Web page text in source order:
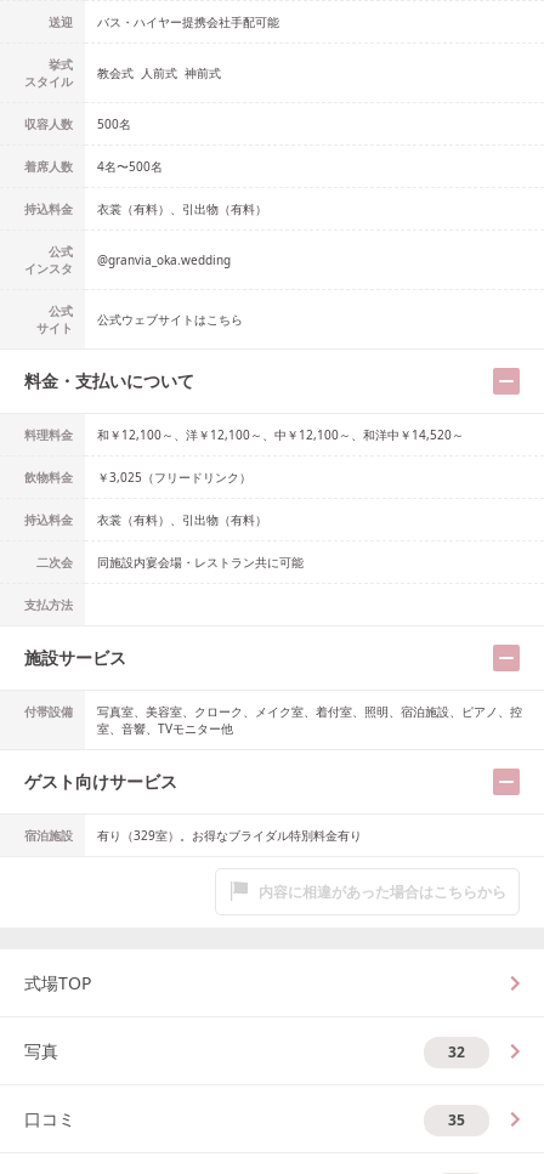
送迎 バス・ハイヤー提携会社手配可能
挙式
スタイル
教会式 人前式 神前式
収容人数 500名
着席人数 4名〜500名
持込料金 衣裳（有料）、引出物（有料）
公式
インスタ
@granvia_oka.wedding
公式
サイト
公式ウェブサイトはこちら
料金・支払いについて
料理料金 和￥12,100～、洋￥12,100～、中￥12,100～、和洋中￥14,520～
飲物料金 ￥3,025（フリードリンク）
持込料金 衣裳（有料）、引出物（有料）
二次会 同施設内宴会場・レストラン共に可能
支払方法
施設サービス
付帯設備
写真室、美容室、クローク、メイク室、着付室、照明、宿泊施設、ピアノ、控
室、音響、TVモニター他
ゲスト向けサービス
宿泊施設 有り（329室）。お得なブライダル特別料金有り
内容に相違があった場合はこちらから
式場TOP
写真 32
口コミ 35